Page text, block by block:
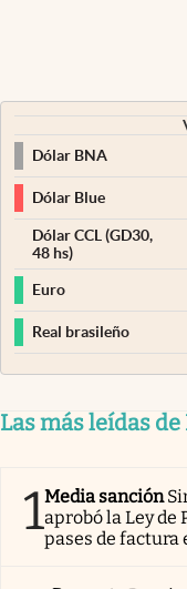
Dólar BNA
Dólar Blue
Dólar CCL (GD30,
48 hs)
Euro
Real brasileño
Las más leídas
1Media sanción
aprobó la Ley de
pases de